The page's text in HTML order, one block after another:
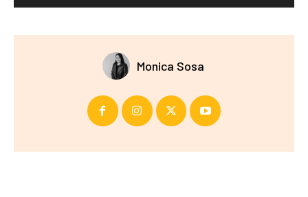
Monica Sosa